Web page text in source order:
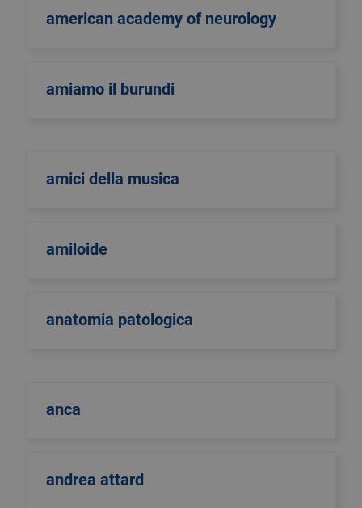
american academy of neurology
amiamo il burundi
amici della musica
amiloide
anatomia patologica
anca
andrea attard